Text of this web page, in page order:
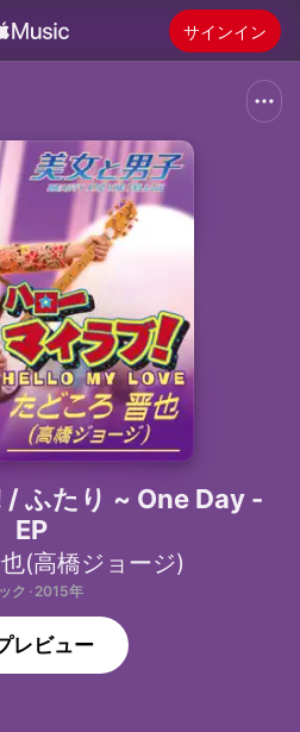
サインイン
をインストール
ふたり ~ One Day -
EP
(高橋ジョージ)
ク · 2015年
レビュー